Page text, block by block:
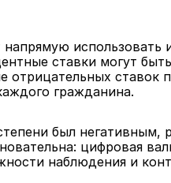
ставки могут
отрицательных
гражданина.
был
цифровая
наблюдения и